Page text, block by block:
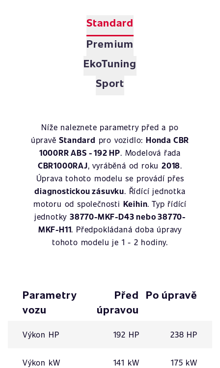
Standard
Premium
EkoTuning
Sport
Níže naleznete parametry před a po
úpravěStandard pro vozidlo: Honda CBR
1000RR ABS - 192 HP. Modelová řada
CBR1000RAJ, vyráběná od roku2018.
Úprava tohoto modelu se provádí přes
diagnostickou zásuvku. Řídící jednotka
motoru od společnosti Keihin. Typ řídící
jednotky38770-MKF-D43 nebo 38770-
MKF-H11. Předpokládaná doba úpravy
tohoto modelu je 1 - 2 hodiny.
Parametry
vozu
Před
úpravou
Po úpravě
Výkon HP 192 HP 238 HP
Výkon kW 141 kW 175 kW